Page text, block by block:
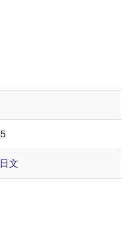
日文